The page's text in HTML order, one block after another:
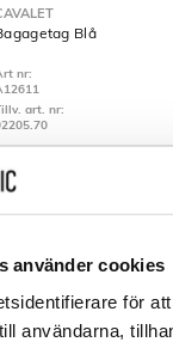
använder cookies
för
användarna,
går att ha som
i locket som botten
nätficka och säkerhetsficka
hjul
virgin ABS
Blå
nr:
art. nr:
92205.90